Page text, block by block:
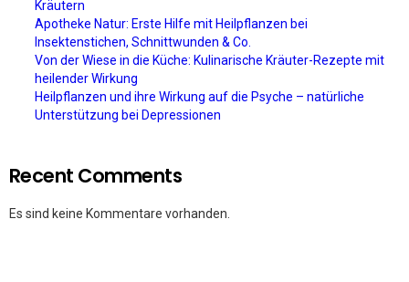
Kräutern
Apotheke Natur: Erste Hilfe mit Heilpflanzen bei
Insektenstichen, Schnittwunden & Co.
Von der Wiese in die Küche: Kulinarische Kräuter-Rezepte mit
heilender Wirkung
Heilpflanzen und ihre Wirkung auf die Psyche – natürliche
Unterstützung bei Depressionen
Recent Comments
Es sind keine Kommentare vorhanden.